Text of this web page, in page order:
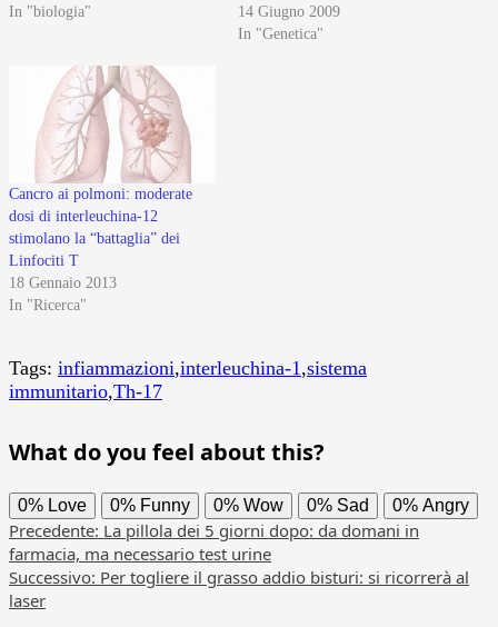
In "biologia"
14 Giugno 2009
In "Genetica"
Cancro ai polmoni: moderate
dosi di interleuchina-12
stimolano la “battaglia” dei
Linfociti T
18 Gennaio 2013
In "Ricerca"
Tags: infiammazioni,interleuchina-1,sistema
immunitario,Th-17
What do you feel about this?
0% Love 0% Funny 0% Wow 0% Sad 0% Angry
Navigazione
articolo
Precedente: La pillola dei 5 giorni dopo: da domani in
farmacia, ma necessario test urine
Successivo: Per togliere il grasso addio bisturi: si ricorrerà al
laser